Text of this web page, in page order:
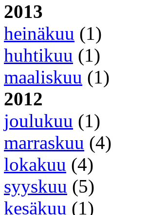
2013
heinäkuu (1)
huhtikuu (1)
maaliskuu (1)
2012
joulukuu (1)
marraskuu (4)
lokakuu (4)
syyskuu (5)
kesäkuu (1)